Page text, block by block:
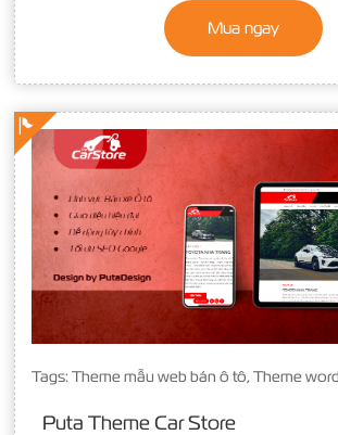
Mua ngay
Tags: Theme mẫu web bán ô tô,Theme
Puta Theme Car Store